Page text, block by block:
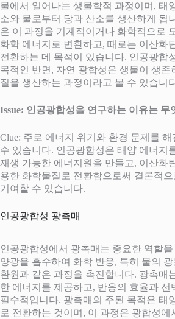
물에서 일어나는 생물학적 과정이며, 태
소와 물로부터 당과 산소를 생산하게 됩
은 이 과정을 기계적이거나 화학적으로
화학 에너지로 변환하고, 때로는 이산화
전환하는 데 목적이 있습니다. 인공광합
목적인 반면, 자연 광합성은 생물이 생존
질을 생산하는 과정이라고 볼 수 있습니
Issue: 인공광합성을 연구하는 이유는 무
Clue: 주로 에너지 위기와 환경 문제를
수 있습니다. 인공광합성은 태양 에너지
재생 가능한 에너지원을 만들고, 이산화
용한 화학물질로 전환함으로써 결론적
기여할 수 있습니다.
인공광합성 광촉매
인공광합성에서 광촉매는 중요한 역할
양광을 흡수하여 화학 반응, 특히 물의
환원과 같은 과정을 촉진합니다. 광촉매
한 에너지를 제공하고, 반응의 효율과 선
필수적입니다. 광촉매의 주된 목적은 태
로 전환하는 것이며, 이 과정은 광합성